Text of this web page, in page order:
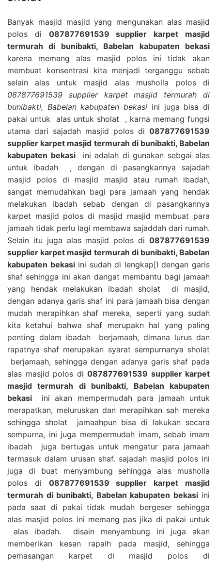
Banyak masjid masjid yang mengunakan alas masjid
polos di 087877691539 supplier karpet masjid
termurah di bunibakti, Babelan kabupaten bekasi
karena memang alas masjid polos ini tidak akan
membuat konsentrasi kita menjadi terganggu sebab
selain alas untuk masjid alas musholla polos di
087877691539 supplier karpet masjid termurah di
bunibakti, Babelan kabupaten bekasi ini juga bisa di
pakai untuk alas untuk sholat , karna memang fungsi
utama dari sajadah masjid polos di 087877691539
supplier karpet masjid termurah di bunibakti, Babelan
kabupaten bekasiini adalah di gunakan sebgai alas
untuk ibadah , dengan di pasangkannya sajadah
masjid polos di masjid masjid atau rumah ibadah,
sangat memudahkan bagi para jamaah yang hendak
melakukan ibadah sebab dengan di pasangkannya
karpet masjid polos di masjid masjid membuat para
jamaah tidak perlu lagi membawa sajaddah dari rumah.
Selain itu juga alas masjid polos di 087877691539
supplier karpet masjid termurah di bunibakti, Babelan
kabupaten bekasiini sudah di lengkap[I dengan garis
shaf sehingga ini akan dangat membantu bagi jamaah
yang hendak melakukan ibadah sholat di masjid,
dengan adanya garis shaf ini para jamaah bisa dengan
mudah merapihkan shaf mereka, seperti yang sudah
kita ketahui bahwa shaf merupakn hal yang paling
penting dalam ibadah berjamaah, dimana lurus dan
rapatnya shaf merupakan syarat sempurnanya sholat
berjamaah, sehingga dengan adanya garis shaf pada
alas masjid polos di 087877691539 supplier karpet
masjid termurah di bunibakti, Babelan kabupaten
bekasi ini akan mempermudah para jamaah untuk
merapatkan, meluruskan dan merapihkan sah mereka
sehingga sholat jamaahpun bisa di lakukan secara
sempurna, ini juga mempermudah imam, sebab imam
ibadah juga bertugas untuk mengatur para jamaah
termasuk dalam urusan shaf. sajadah masjid polos ini
juga di buat menyambung sehingga alas musholla
polos di 087877691539 supplier karpet masjid
termurah di bunibakti, Babelan kabupaten bekasiini
pada saat di pakai tidak mudah bergeser sehingga
alas masjid polos ini memang pas jika di pakai untuk
alas ibadah. disain menyambung ini juga akan
memberikan kesan rapaih pada masjid, sehingga
pemasangan karpet di masjid polos di